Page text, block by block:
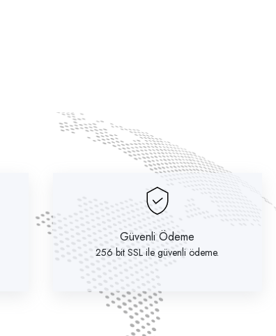
Güvenli Ödeme
256 bit SSL ile güvenli ödeme.